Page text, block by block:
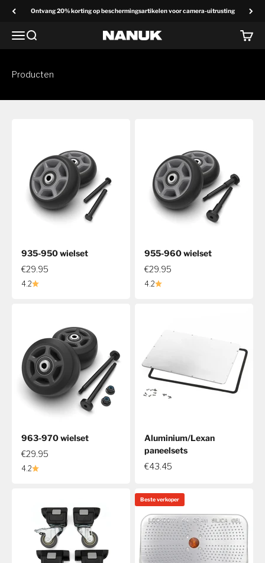
Ontvang 20% korting op beschermingsartikelen voor camera-uitrusting
MenuZoek op NANUK Europa
Producten
935-950 wielset
€29.95
4.2
955-960 wielset
€29.95
4.2
963-970 wielset
€29.95
4.2
Aluminium/Lexan
paneelsets
€43.45
Beste verkoper